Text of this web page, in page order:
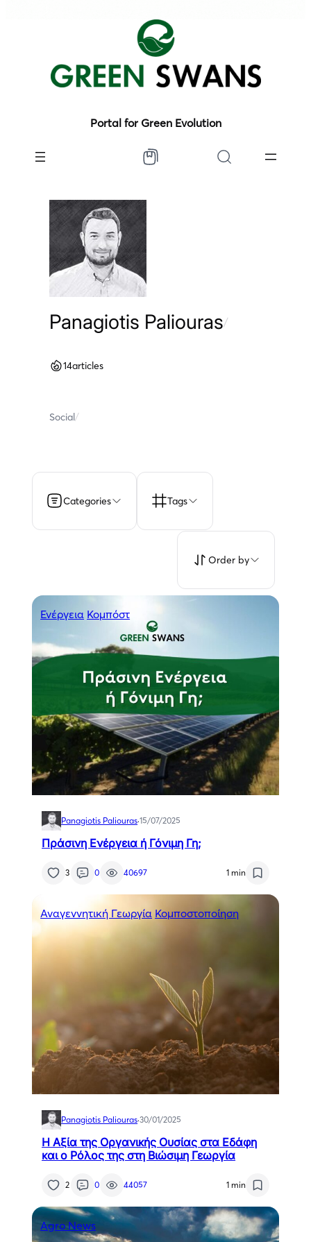
Portal for Green Evolution
Panagiotis Paliouras/
14articles
Social/
Categories Tags
Order by
Ενέργεια Κομπόστ
Panagiotis Paliouras·15/07/2025
Πράσινη Ενέργεια ή Γόνιμη Γη;
3 0 40697 1 min
Αναγεννητική Γεωργία Κομποστοποίηση
Panagiotis Paliouras·30/01/2025
Η Αξία της Οργανικής Ουσίας στα Eδάφη
και ο Ρόλος της στη Βιώσιμη Γεωργία
2 0 44057 1 min
Agro News